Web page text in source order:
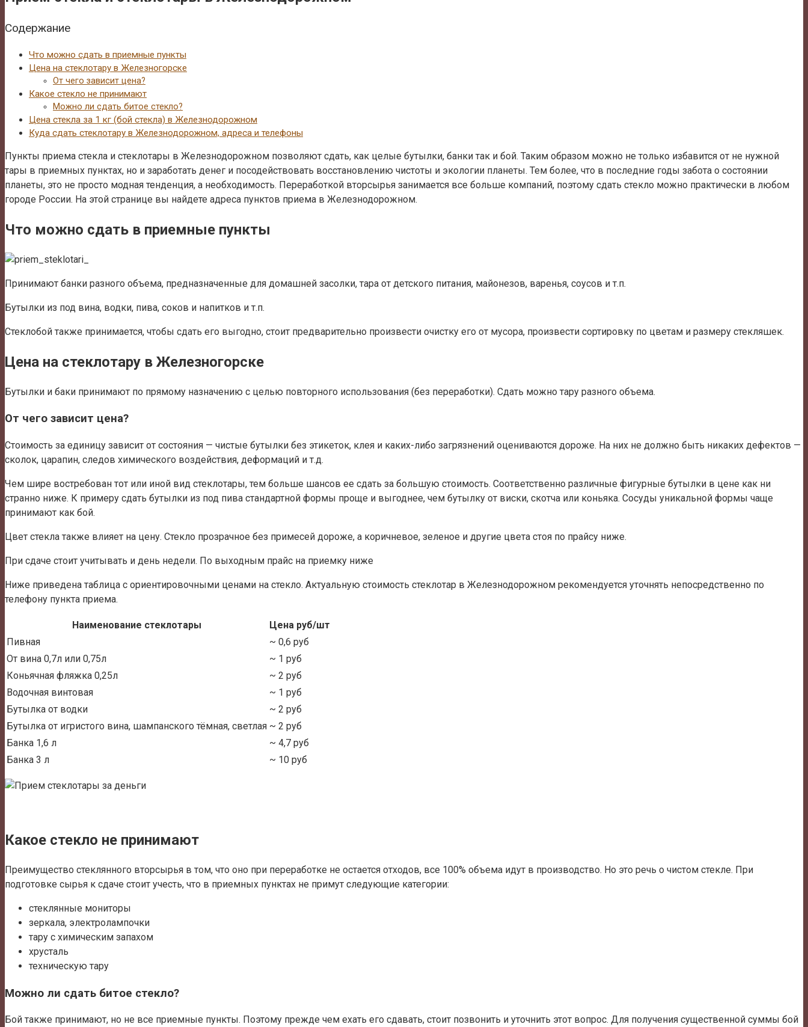
Содержание
Что можно сдать в приемные пункты
Цена на стеклотару в Железногорске
От чего зависит цена?
Какое стекло не принимают
Можно ли сдать битое стекло?
Цена стекла за 1 кг (бой стекла) в Железнодорожном
Куда сдать стеклотару в Железнодорожном, адреса и телефоны
Пункты приема стекла и стеклотары в Железнодорожном позволяют сдать, как целые бутылки, банки так и бой. Таким образом можно не только избавится от не нужной
тары в приемных пунктах, но и заработать денег и посодействовать восстановлению чистоты и экологии планеты. Тем более, что в последние годы забота о состоянии
планеты, это не просто модная тенденция, а необходимость. Переработкой вторсырья занимается все больше компаний, поэтому сдать стекло можно практически в любом
городе России. На этой странице вы найдете адреса пунктов приема в Железнодорожном.
Что можно сдать в приемные пункты
Принимают банки разного объема, предназначенные для домашней засолки, тара от детского питания, майонезов, варенья, соусов и т.п.
Бутылки из под вина, водки, пива, соков и напитков и т.п.
Стеклобой также принимается, чтобы сдать его выгодно, стоит предварительно произвести очистку его от мусора, произвести сортировку по цветам и размеру стекляшек.
Цена на стеклотару в Железногорске
Бутылки и баки принимают по прямому назначению с целью повторного использования (без переработки). Сдать можно тару разного объема.
От чего зависит цена?
Стоимость за единицу зависит от состояния — чистые бутылки без этикеток, клея и каких-либо загрязнений оцениваются дороже. На них не должно быть никаких дефектов —
сколок, царапин, следов химического воздействия, деформаций и т.д.
Чем шире востребован тот или иной вид стеклотары, тем больше шансов ее сдать за большую стоимость. Соответственно различные фигурные бутылки в цене как ни
странно ниже. К примеру сдать бутылки из под пива стандартной формы проще и выгоднее, чем бутылку от виски, скотча или коньяка. Сосуды уникальной формы чаще
принимают как бой.
Цвет стекла также влияет на цену. Стекло прозрачное без примесей дороже, а коричневое, зеленое и другие цвета стоя по прайсу ниже.
При сдаче стоит учитывать и день недели. По выходным прайс на приемку ниже
Ниже приведена таблица с ориентировочными ценами на стекло. Актуальную стоимость стеклотар в Железнодорожном рекомендуется уточнять непосредственно по
телефону пункта приема.
Наименование стеклотары
Цена руб/шт
Пивная
~ 0,6 руб
От вина 0,7л или 0,75л
~ 1 руб
Коньячная фляжка 0,25л
~ 2 руб
Водочная винтовая
~ 1 руб
Бутылка от водки
~ 2 руб
Бутылка от игристого вина, шампанского тёмная, светлая ~ 2 руб
Банка 1,6 л
~ 4,7 руб
Банка 3 л
~ 10 руб
Какое стекло не принимают
Преимущество стеклянного вторсырья в том, что оно при переработке не остается отходов, все 100% объема идут в производство. Но это речь о чистом стекле. При
подготовке сырья к сдаче стоит учесть, что в приемных пунктах не примут следующие категории:
стеклянные мониторы
зеркала, электролампочки
тару с химическим запахом
хрусталь
техническую тару
Можно ли сдать битое стекло?
Бой также принимают, но не все приемные пункты. Поэтому прежде чем ехать его сдавать, стоит позвонить и уточнить этот вопрос. Для получения существенной суммы бой